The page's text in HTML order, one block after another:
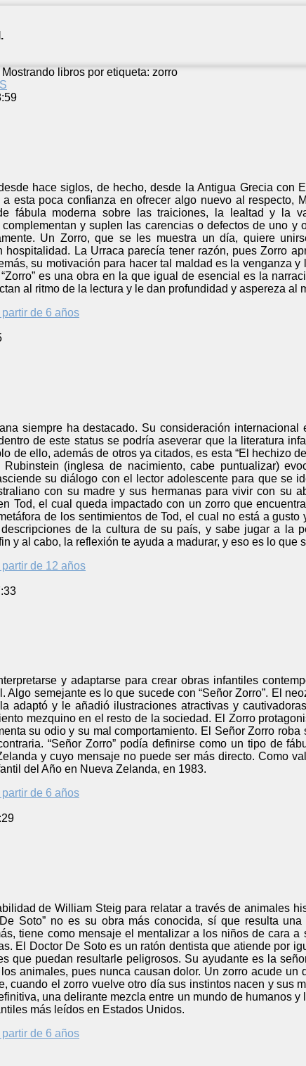
Mostrando libros por etiqueta: zorro
hace siglos, de hecho, desde la Antigua Grecia con
esta poca confianza en ofrecer algo nuevo al respecto,
fábula moderna sobre las traiciones, la lealtad y la
y suplen las carencias o defectos de uno y
Un Zorro, que se les muestra un día, quiere
hospitalidad. La Urraca parecía tener razón, pues Zorro
su motivación para hacer tal maldad es la venganza
es una obra en la que igual de esencial es la
al ritmo de la lectura y le dan profundidad y aspereza al
de 6 años
siempre ha destacado. Su consideración
de este status se podría aseverar que la literatura
de ello, además de otros ya citados, es esta “El hechizo
(inglesa de nacimiento, cabe puntualizar)
su diálogo con el lector adolescente para que se
con su madre y sus hermanas para vivir con su
Tod, el cual queda impactado con un zorro que
de los sentimientos de Tod, el cual no está a
de la cultura de su país, y sabe jugar a la
y al cabo, la reflexión te ayuda a madurar, y eso es lo que
de 12 años
y adaptarse para crear obras infantiles
Algo semejante es lo que sucede con “Señor Zorro”. El
adaptó y le añadió ilustraciones atractivas y
mezquino en el resto de la sociedad. El Zorro
su odio y su mal comportamiento. El Señor Zorro
“Señor Zorro” podía definirse como un tipo de
y cuyo mensaje no puede ser más directo. Como
del Año en Nueva Zelanda, en 1983.
de 6 años
de William Steig para relatar a través de animales
Soto” no es su obra más conocida, sí que resulta
tiene como mensaje el mentalizar a los niños de cara
El Doctor De Soto es un ratón dentista que atiende por
que puedan resultarle peligrosos. Su ayudante es la
animales, pues nunca causan dolor. Un zorro acude
cuando el zorro vuelve otro día sus instintos nacen y sus
una delirante mezcla entre un mundo de humanos
más leídos en Estados Unidos.
de 6 años